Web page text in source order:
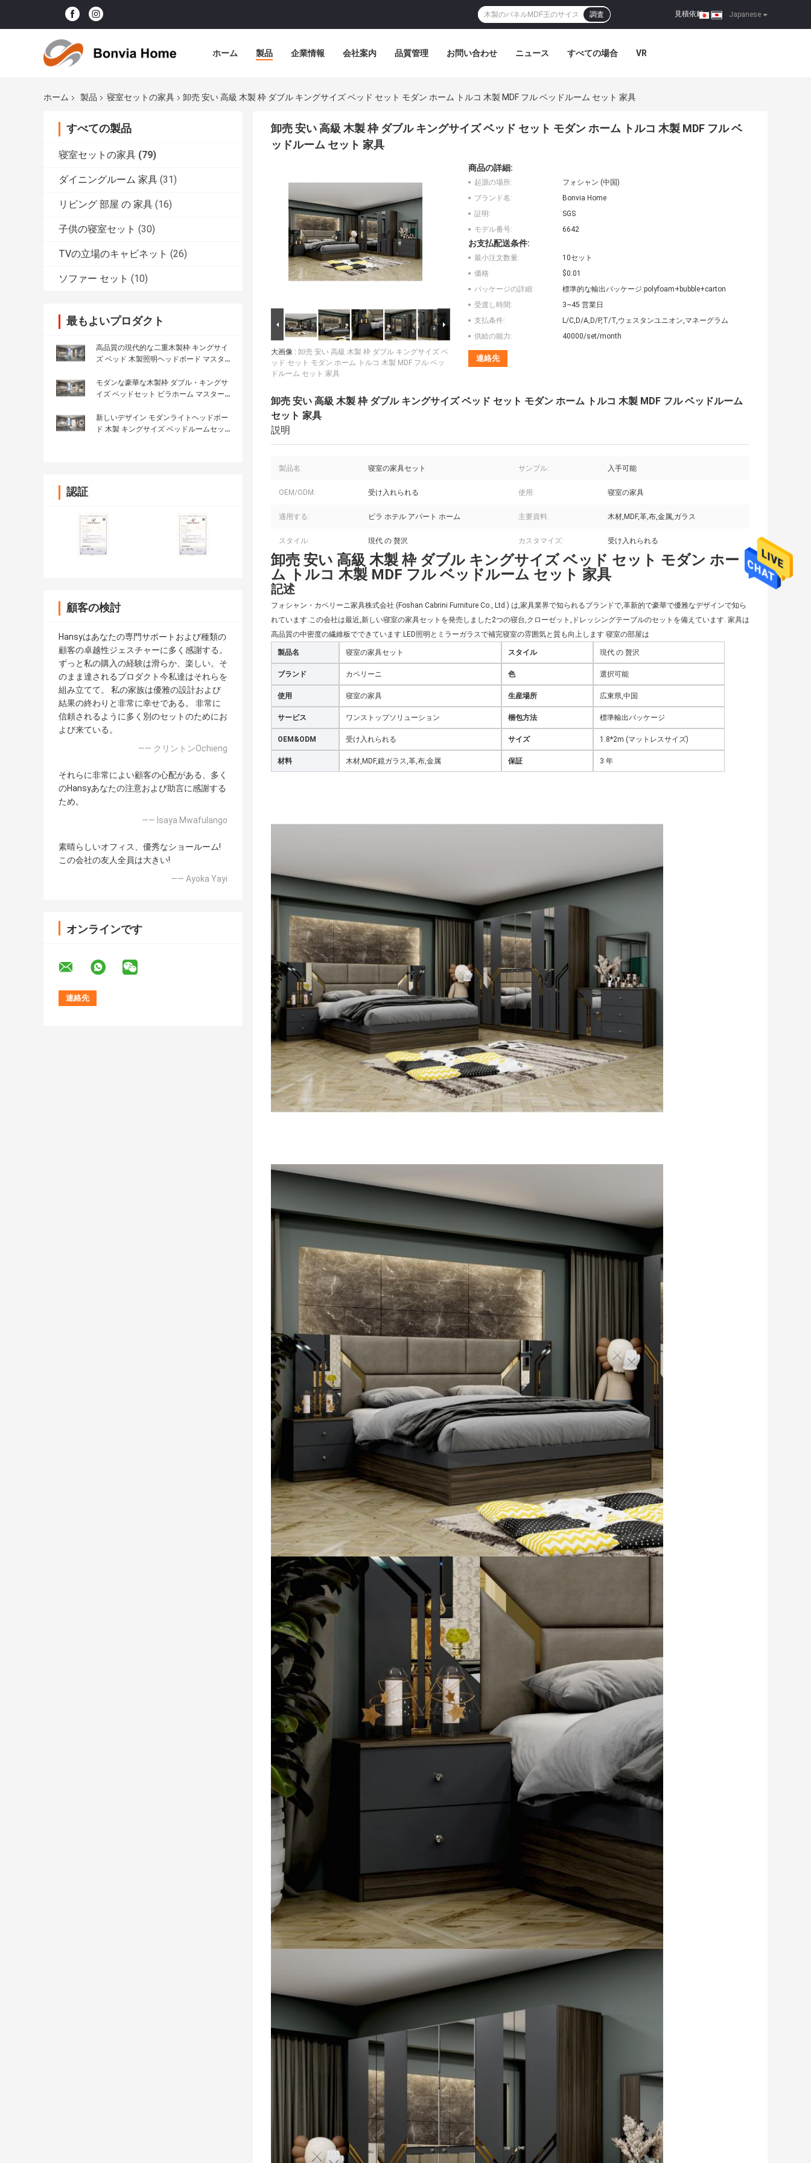
Japanese
見積依頼 |
調査
ホーム 製品 企業情報 会社案内 品質管理 お問い合わせ ニュース すべての場合 VR
ホーム 製品 寝室セットの家具 卸売 安い 高級 木製 枠 ダブル キングサイズ ベッド セット モダン ホーム トルコ 木製 MDF フル ベッドルーム セット 家具
すべての製品
寝室セットの家具 (79)
ダイニングルーム 家具 (31)
リビング 部屋 の 家具 (16)
子供の寝室セット (30)
TVの立場のキャビネット (26)
ソファー セット (10)
最もよいプロダクト
高品質の現代的な二重木製枠 キングサイ
ズ ベッド 木製照明ヘッドボード マスター
モダンな豪華な木製枠 ダブル・キングサ
イズ ベッドセット ビラホーム マスタール
ベッドルームセット
新しいデザイン モダンライトヘッドボー
ド 木製 キングサイズ ベッドルームセット
認証
顧客の検討
Hansyはあなたの専門サポートおよび種類の
顧客の卓越性ジェスチャーに多く感謝する。
ずっと私の購入の経験は滑らか、楽しい。そ
のまま達されるプロダクト今私達はそれらを
組み立てて。 私の家族は優雅の設計および
結果の終わりと非常に幸せである。 非常に
信頼されるように多く別のセットのためにお
よび来ている。
—— クリントンOchieng
それらに非常によい顧客の心配がある、多く
のHansyあなたの注意および助言に感謝する
ため。
—— Isaya Mwafulango
素晴らしいオフィス、優秀なショールーム!
この会社の友人全員は大きい!
—— Ayoka Yayi
オンラインです
卸売 安い 高級 木製 枠 ダブル キングサイズ ベッド セット モダン ホーム トルコ 木製 MDF フル ベ
ッドルーム セット 家具
大画像 : 卸売 安い 高級 木製 枠 ダブル キングサイズ ベ
ッド セット モダン ホーム トルコ 木製 MDF フル ベッ
ドルーム セット 家具
商品の詳細:
起源の場所:
フォシャン (中国)
ブランド名:
Bonvia Home
証明:
SGS
モデル番号:
6642
お支払配送条件:
最小注文数量:
10セット
価格:
$0.01
パッケージの詳細:
標準的な輸出パッケージ:polyfoam+bubble+carton
受渡し時間:
3~45 営業日
支払条件:
L/C,D/A,D/P,T/T,ウェスタンユニオン,マネーグラム
供給の能力:
40000/set/month
連絡先
卸売 安い 高級 木製 枠 ダブル キングサイズ ベッド セット モダン ホーム トルコ 木製 MDF フル ベッドルーム
セット 家具
説明
製品名: 寝室の家具セット サンプル: 入手可能
OEM/ODM: 受け入れられる 使用: 寝室の家具
適用する: ビラ ホテル アパート ホーム 主要資料: 木材,MDF,革,布,金属,ガラス
スタイル: 現代 の 贅沢 カスタマイズ: 受け入れられる
卸売 安い 高級 木製 枠 ダブル キングサイズ ベッド セット モダン ホー
ム トルコ 木製 MDF フル ベッドルーム セット 家具
記述
フォシャン・カペリーニ家具株式会社 (Foshan Cabrini Furniture Co., Ltd.) は,家具業界で知られるブランドで,革新的で豪華で優雅なデザインで知ら
れています.この会社は最近,新しい寝室の家具セットを発売しました2つの寝台,クローゼット,ドレッシングテーブルのセットを備えています. 家具は
高品質の中密度の繊維板でできています.LED照明とミラーガラスで補完寝室の雰囲気と質も向上します 寝室の部屋は
製品名 寝室の家具セット スタイル 現代 の 贅沢
ブランド カペリーニ 色 選択可能
使用 寝室の家具 生産場所 広東県,中国
サービス ワンストップソリューション 梱包方法 標準輸出パッケージ
OEM&ODM 受け入れられる サイズ 1.8*2m (マットレスサイズ)
材料 木材,MDF,鏡ガラス,革,布,金属 保証 3 年